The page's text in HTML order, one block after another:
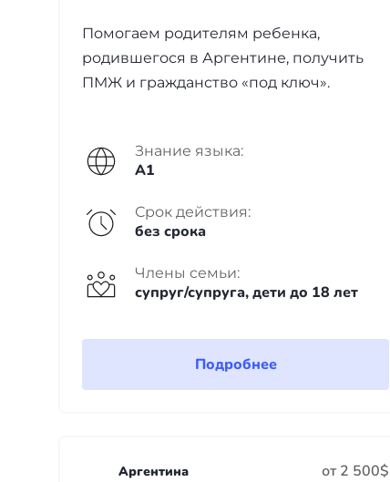
Помогаем родителям ребенка,
родившегося в Аргентине, получить
ПМЖ и гражданство «под ключ».
Знание языка:
A1
Срок действия:
без срока
Члены семьи:
супруг/супруга, дети до 18 лет
Подробнее
Аргентина от 2 500$
Таиланд
Whatsapp Telegram